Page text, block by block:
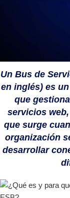
de
Un Bus de
en inglés) es
que
servicios
que surge
organización
desarrollar